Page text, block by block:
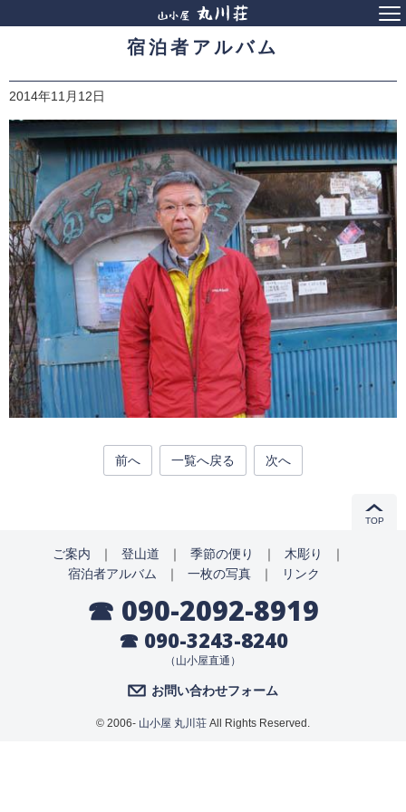
宿泊者アルバム
2014年11月12日
前へ 一覧へ戻る 次へ
ご案内 ｜ 登山道 ｜ 季節の便り ｜ 木彫り
｜
宿泊者アルバム
｜ 一枚の写真 ｜ リンク
☎ 090-2092-8919
☎ 090-3243-8240
（山小屋直通）
お問い合わせフォーム
© 2006- 山小屋 丸川荘 All Rights Reserved.
TOP